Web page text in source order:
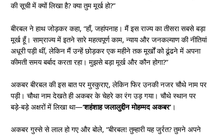
की सूची में क्यों लिखा है? क्या तुम मूर्ख हो?”
बीरबल ने हाथ जोड़कर कहा, “हाँ, जहांपनाह। मैं इस राज्य का तीसरा सबसे बड़ा
मूर्ख हूँ। साम्राज्य में इतने सारे महत्वपूर्ण काम, न्याय और जनकल्याण की नीतियां
अधूरी पड़ी थीं, लेकिन मैं उन्हें छोड़कर एक महीने तक मूर्खों को ढूंढने में अपना
कीमती समय बर्बाद करता रहा। मुझसे बड़ा मूर्ख और कौन होगा?”
अकबर बीरबल की इस बात पर मुस्कुराए, लेकिन फिर उनकी नजर चौथे नाम पर
पड़ी। चौथा नाम देखते ही अकबर के चेहरे का रंग उड़ गया। चौथे स्थान पर
बड़े-बड़े अक्षरों में लिखा था—‘शहंशाह जलालुद्दीन मोहम्मद अकबर’ ।
अकबर गुस्से से लाल हो गए और बोले, “बीरबल! तुम्हारी यह जुर्रत? तुमने अपने